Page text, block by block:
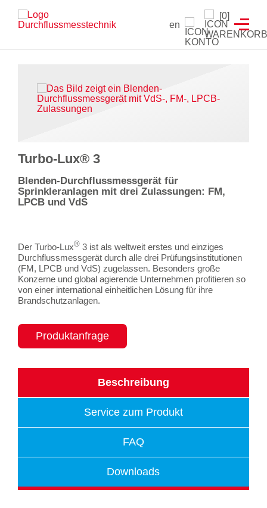
en
[0]
Turbo-Lux® 3
Blenden-Durchflussmessgerät für
Sprinkleranlagen mit drei Zulassungen: FM,
LPCB und VdS
Der Turbo-Lux®3 ist als weltweit erstes und einziges
Durchflussmessgerät durch alle drei Prüfungsinstitutionen
(FM, LPCB und VdS) zugelassen. Besonders große
Konzerne und global agierende Unternehmen profitieren so
von einer international einheitlichen Lösung für ihre
Brandschutzanlagen.
Produktanfrage
Beschreibung
Service zum Produkt
FAQ
Downloads
Hydrantenprüfgerät Löschwasserversorgung
Wandhydrantenprüfgerät
Durchflussmessgeräte für Sprinkleranlagen
Hydrantenprüfgeräte für die Löschwasserversorgung
UW3 Serie Überwachungsschalter
Maschinistenausbildung
Wartung und Reparatur
Zertifikatsgenerator